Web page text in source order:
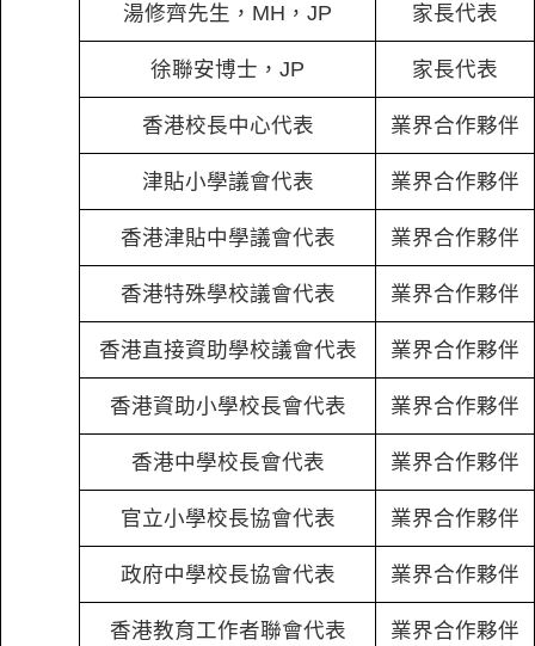
湯修齊先生，MH，JP 家長代表
徐聯安博士，JP 家長代表
香港校長中心代表 業界合作夥伴
津貼小學議會代表 業界合作夥伴
香港津貼中學議會代表 業界合作夥伴
香港特殊學校議會代表 業界合作夥伴
香港直接資助學校議會代表 業界合作夥伴
香港資助小學校長會代表 業界合作夥伴
香港中學校長會代表 業界合作夥伴
官立小學校長協會代表 業界合作夥伴
政府中學校長協會代表 業界合作夥伴
香港教育工作者聯會代表 業界合作夥伴